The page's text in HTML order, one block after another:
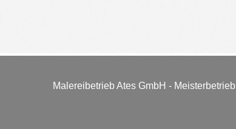
Malereibetrieb Ates GmbH - Meisterbetrieb